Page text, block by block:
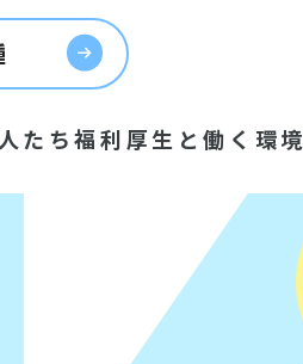
たち福利厚生と働く環境